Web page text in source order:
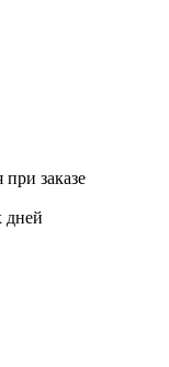
при заказе
дней